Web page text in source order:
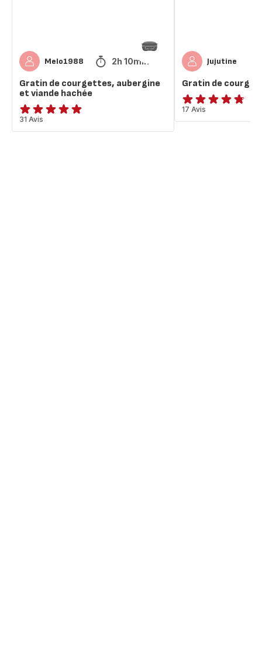
Melo1988 2h 10min
Gratin de courgettes, aubergine
et viande hachée
ratings.4.9
31 Avis
Jujutine
Gratin de
ratings.4.7
17 Avis